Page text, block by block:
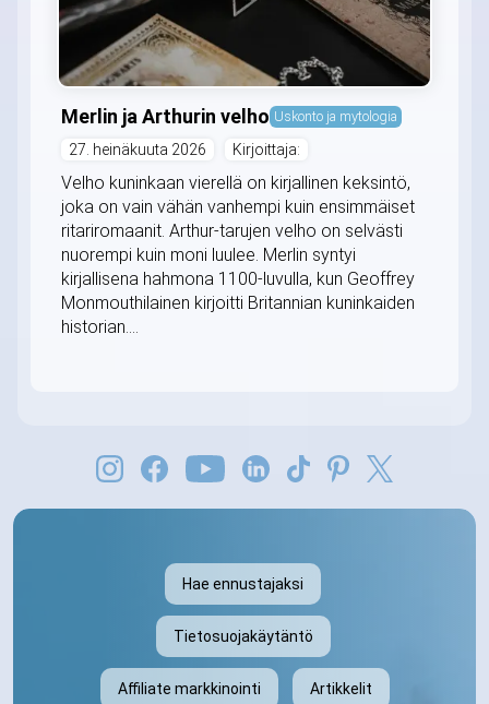
Merlin ja Arthurin velho Uskonto ja mytologia
27. heinäkuuta 2026 Kirjoittaja:
Velho kuninkaan vierellä on kirjallinen keksintö,
joka on vain vähän vanhempi kuin ensimmäiset
ritariromaanit. Arthur-tarujen velho on selvästi
nuorempi kuin moni luulee. Merlin syntyi
kirjallisena hahmona 1100-luvulla, kun Geoffrey
Monmouthilainen kirjoitti Britannian kuninkaiden
historian....
Hae ennustajaksi
Tietosuojakäytäntö
Affiliate markkinointi Artikkelit